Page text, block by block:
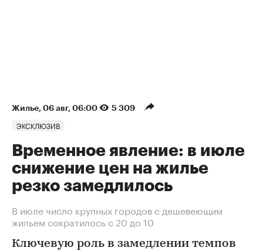
Жилье⁠, 06 авг, 06:00 5 309
ЭКСКЛЮЗИВ
Временное явление: в июле
снижение цен на жилье
резко замедлилось
В июле число крупных городов с дешевеющим
жильем сократилось с 20 до 10
Ключевую роль в замедлении темпов